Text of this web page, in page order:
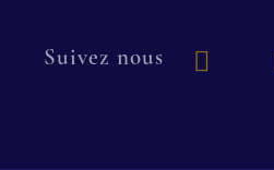
Suivez nous